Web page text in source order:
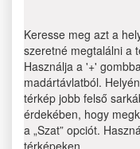
Keresse meg azt a
szeretné megtalálni a
Használja a '+'
madártávlatból.
térkép jobb felső
érdekében, hogy
a „Szat” opciót.
térképeken.